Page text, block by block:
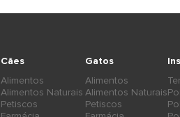
Cães
Alimentos
Alimentos Naturais
Petiscos
Gatos
Alimentos
Alimentos Naturais
Petiscos